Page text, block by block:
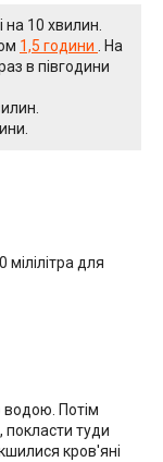
на 10 хвилин.
1,5 години . На
в півгодини
для
Потім
туди
кров'яні